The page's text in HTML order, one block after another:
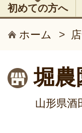
初めての方へ
ホーム >
堀農
山形県酒